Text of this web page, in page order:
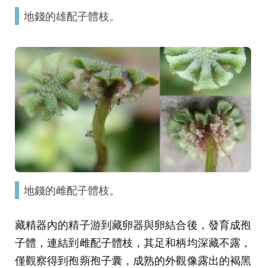
地錢的雄配子體枝。
地錢的雌配子體枝。
藏精器內的精子游到藏卵器與卵結合後，發育成孢
子體，連結到雌配子體枝，其足和柄均深藏不露，
僅觀察得到孢蒴孢子囊，成熟的外觀像露出的褐黑